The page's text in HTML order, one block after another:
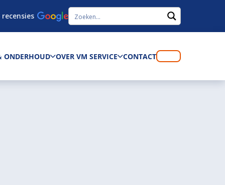
recensies
ONDERHOUD OVER VM SERVICE CONTACT